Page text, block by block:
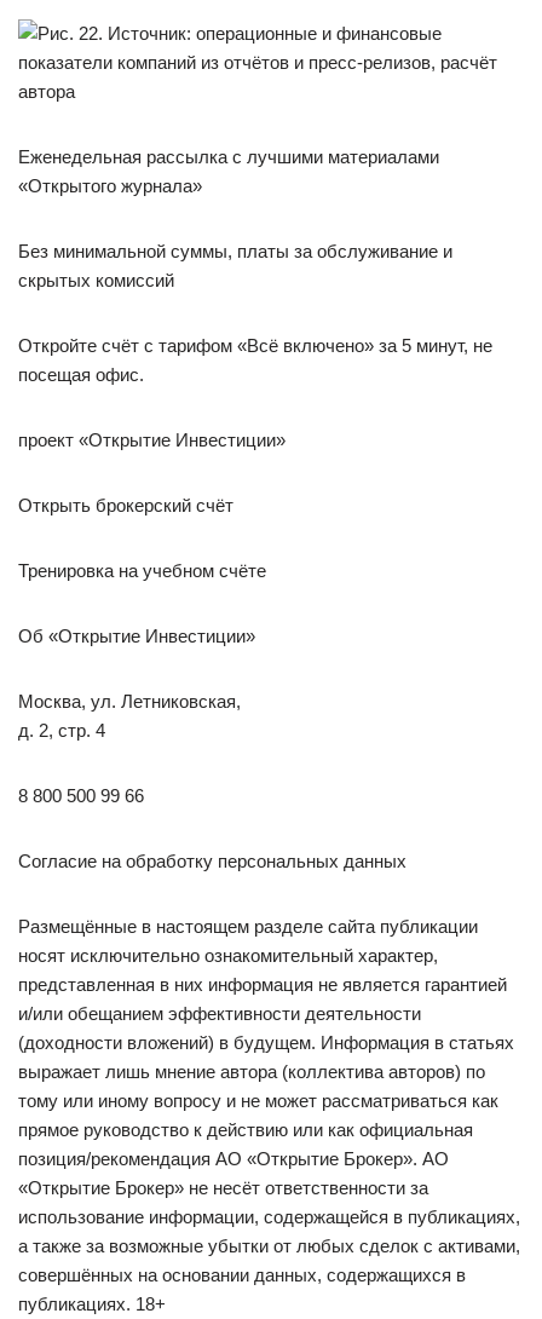
Еженедельная рассылка с лучшими материалами
«Открытого журнала»
Без минимальной суммы, платы за обслуживание и
скрытых комиссий
Откройте счёт с тарифом «Всё включено» за 5 минут, не
посещая офис.
проект «Открытие Инвестиции»
Открыть брокерский счёт
Тренировка на учебном счёте
Об «Открытие Инвестиции»
Москва, ул. Летниковская,
д. 2, стр. 4
8 800 500 99 66
Согласие на обработку персональных данных
Размещённые в настоящем разделе сайта публикации
носят исключительно ознакомительный характер,
представленная в них информация не является гарантией
и/или обещанием эффективности деятельности
(доходности вложений) в будущем. Информация в статьях
выражает лишь мнение автора (коллектива авторов) по
тому или иному вопросу и не может рассматриваться как
прямое руководство к действию или как официальная
позиция/рекомендация АО «Открытие Брокер». АО
«Открытие Брокер» не несёт ответственности за
использование информации, содержащейся в публикациях,
а также за возможные убытки от любых сделок с активами,
совершённых на основании данных, содержащихся в
публикациях. 18+